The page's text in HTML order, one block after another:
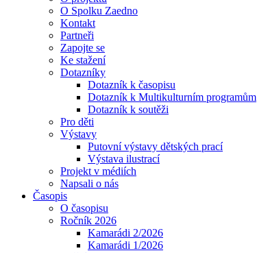
O Spolku Zaedno
Kontakt
Partneři
Zapojte se
Ke stažení
Dotazníky
Dotazník k časopisu
Dotazník k Multikulturním programům
Dotazník k soutěži
Pro děti
Výstavy
Putovní výstavy dětských prací
Výstava ilustrací
Projekt v médiích
Napsali o nás
Časopis
O časopisu
Ročník 2026
Kamarádi 2/2026
Kamarádi 1/2026